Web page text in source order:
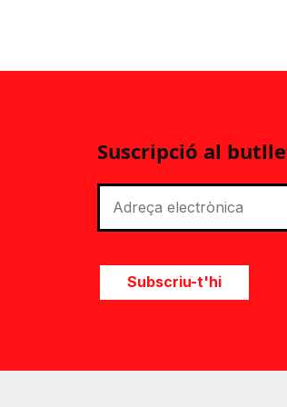
Suscripció al
Subscriu-t'hi